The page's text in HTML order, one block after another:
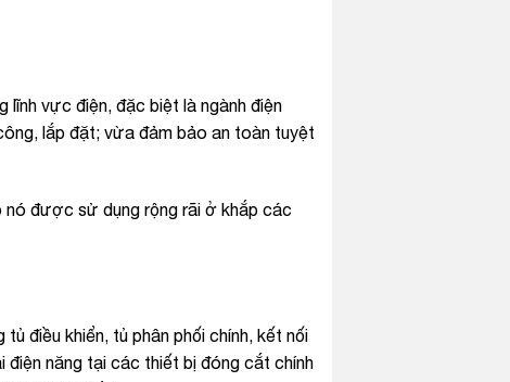
vực điện, đặc biệt là ngành điện
lắp đặt; vừa đảm bảo an toàn tuyệt
nó được sử dụng rộng rãi ở khắp các
điều khiển, tủ phân phối chính, kết nối
năng tại các thiết bị đóng cắt chính